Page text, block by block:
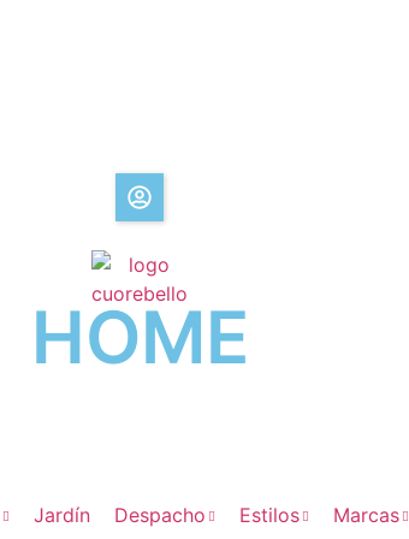
HOME
Jardín Despacho Estilos Marcas